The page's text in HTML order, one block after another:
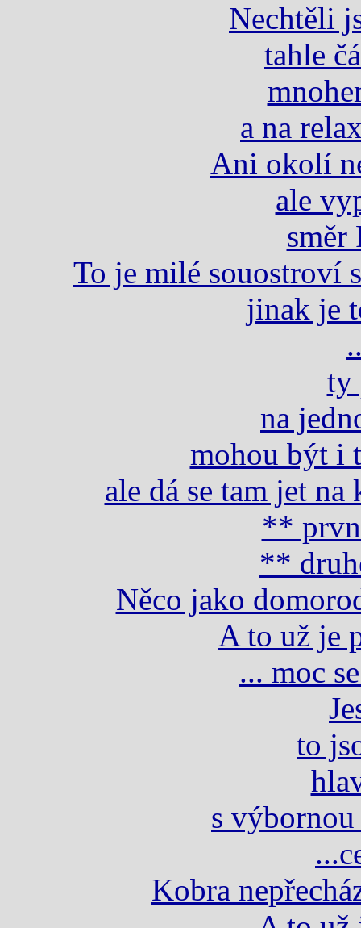
Nechtěli
tahle
a na
Ani okolí
ale
směr
To je milé souostroví
jinak je
ty
na
mohou být i
ale dá se tam jet
**
**
Něco jako
A to už je
... moc
to
s
Kobra